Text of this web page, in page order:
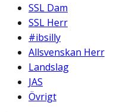
SSL Dam
SSL Herr
#ibsilly
Allsvenskan Herr
Landslag
JAS
Övrigt